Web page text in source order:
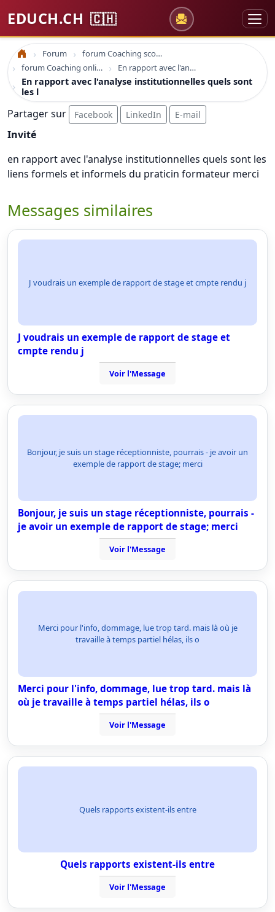
EDUCH.CH 🇨🇭
Accueil Forum
forum Coaching scolaire
forum Coaching online formation professionelle emploi education
En rapport avec l'analyse institutionnelles quels sont les l
En rapport avec l'analyse institutionnelles quels sont
les l
Partager sur Facebook LinkedIn E-mail
Invité
en rapport avec l'analyse institutionnelles quels sont les
liens formels et informels du praticin formateur merci
Messages similaires
J voudrais un exemple de rapport de stage et cmpte rendu j
J voudrais un exemple de rapport de stage et
cmpte rendu j
Voir l'Message
Bonjour, je suis un stage réceptionniste, pourrais - je avoir un
exemple de rapport de stage; merci
Bonjour, je suis un stage réceptionniste, pourrais -
je avoir un exemple de rapport de stage; merci
Voir l'Message
Merci pour l'info, dommage, lue trop tard. mais là où je
travaille à temps partiel hélas, ils o
Merci pour l'info, dommage, lue trop tard. mais là
où je travaille à temps partiel hélas, ils o
Voir l'Message
Quels rapports existent-ils entre
Quels rapports existent-ils entre
Voir l'Message